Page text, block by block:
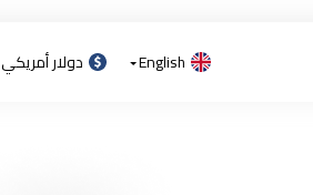
English دولار أمريكي